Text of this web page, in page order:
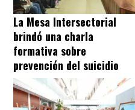
La Mesa Intersectorial
brindó una charla
formativa sobre
prevención del suicidio